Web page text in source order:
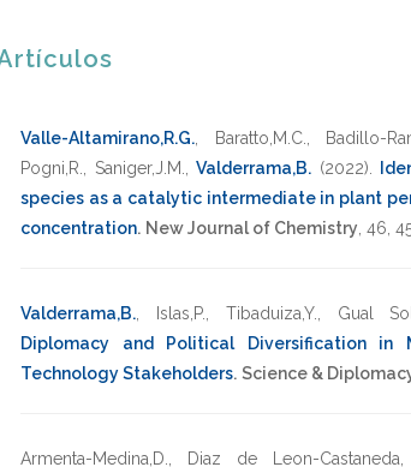
Valle-Altamirano,R.G. Baratto,M.C. Badillo-
Pogni,R.
Saniger,J.M. Valderrama,B. (2022)
species as a catalytic intermediate in plant
concentration. New Journal of Chemistry 46
Valderrama,B. Islas,P. Tibaduiza,Y. Gual
Diplomacy and Political Diversification in
Technology Stakeholders. Science &
Armenta-Medina,D. Diaz de Leon-Castaneda